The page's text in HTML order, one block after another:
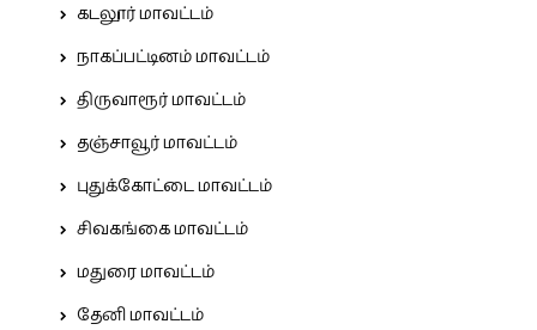
கடலூர் மாவட்டம்
நாகப்பட்டினம் மாவட்டம்
திருவாரூர் மாவட்டம்
தஞ்சாவூர் மாவட்டம்
புதுக்கோட்டை மாவட்டம்
சிவகங்கை மாவட்டம்
மதுரை மாவட்டம்
தேனி மாவட்டம்